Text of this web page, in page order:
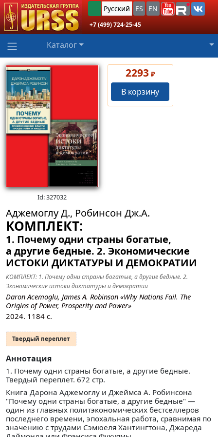
Русский ES EN
+7 (499) 724-25-45
Каталог
Id: 327032
2293 ₽
В корзину
Аджемоглу Д., Робинсон Дж.А.
КОМПЛЕКТ:
1. Почему одни страны богатые,
а другие бедные. 2. Экономические
ИСТОКИ ДИКТАТУРЫ И ДЕМОКРАТИИ
КОМПЛЕКТ: 1. Почему одни страны богатые, а другие бедные. 2.
Экономические истоки диктатуры и демократии
Daron Acemoglu, James A. Robinson «Why Nations Fail. The
Origins of Power, Prosperity and Power»
2024. 1184 с.
Твердый переплет
Аннотация
1. Почему одни страны богатые, а другие бедные.
Твердый переплет. 672 стр.
Книга Дарона Аджемоглу и Джеймса А. Робинсона
"Почему одни страны богатые, а другие бедные" —
один из главных политэкономических бестселлеров
последнего времени, эпохальная работа, сравнимая по
значению с трудами Сэмюеля Хантингтона, Джареда